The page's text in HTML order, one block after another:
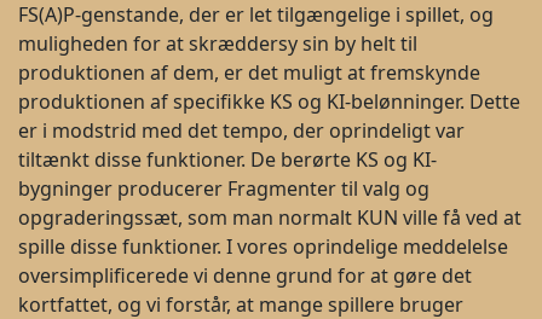
FS(A)P-genstande, der er let tilgængelige i spillet, og
muligheden for at skræddersy sin by helt til
produktionen af dem, er det muligt at fremskynde
produktionen af specifikke KS og KI-belønninger. Dette
er i modstrid med det tempo, der oprindeligt var
tiltænkt disse funktioner. De berørte KS og KI-
bygninger producerer Fragmenter til valg og
opgraderingssæt, som man normalt KUN ville få ved at
spille disse funktioner. I vores oprindelige meddelelse
oversimplificerede vi denne grund for at gøre det
kortfattet, og vi forstår, at mange spillere bruger